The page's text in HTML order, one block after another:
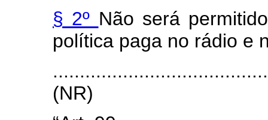
§ 2º Não será
política paga no rádio e
(NR)